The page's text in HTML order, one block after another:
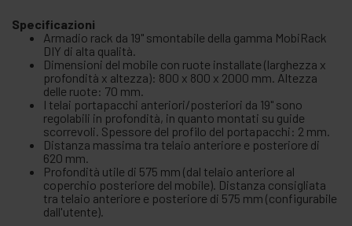
Specificazioni
Armadio rack da 19" smontabile della gamma MobiRack
DIY di alta qualità.
Dimensioni del mobile con ruote installate (larghezza x
profondità x altezza): 800 x 800 x 2000 mm. Altezza
delle ruote: 70 mm.
I telai portapacchi anteriori/posteriori da 19" sono
regolabili in profondità, in quanto montati su guide
scorrevoli. Spessore del profilo del portapacchi: 2 mm.
Distanza massima tra telaio anteriore e posteriore di
620 mm.
Profondità utile di 575 mm (dal telaio anteriore al
coperchio posteriore del mobile). Distanza consigliata
tra telaio anteriore e posteriore di 575 mm (configurabile
dall'utente).